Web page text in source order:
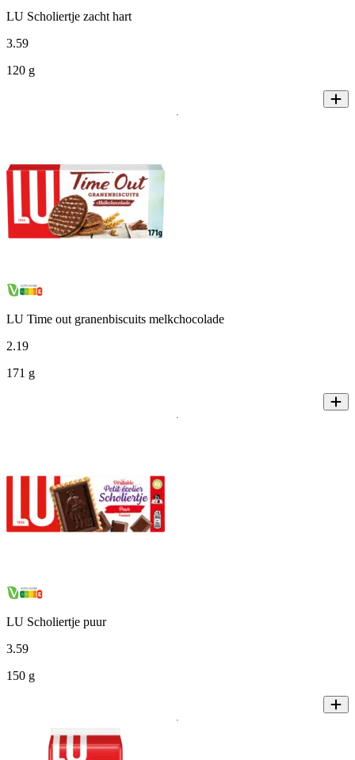
LU Scholiertje zacht hart
3.59
120 g
LU Time out granenbiscuits melkchocolade
2.19
171 g
LU Scholiertje puur
3.59
150 g